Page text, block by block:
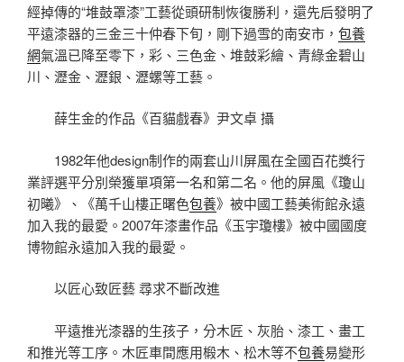
經掉傳的“堆鼓罩漆”工藝從頭研制恢復勝利，還先后發明了
平遠漆器的三金三十仲春下旬，剛下過雪的南安市， 包養
網氣溫已降至零下，彩、三色金、堆鼓彩繪、青綠金碧山
川、瀝金、瀝銀、瀝螺等工藝。
薛生金的作品《百貓戲春》尹文卓 攝
1982年他design制作的兩套山川屏風在全國百花獎行
業評選平分別榮獲單項第一名和第二名。他的屏風《瓊山
初曦》、《萬千山樓正曙色包養》被中國工藝美術館永遠
加入我的最愛。2007年漆畫作品《玉宇瓊樓》被中國國度
博物館永遠加入我的最愛。
以匠心致匠藝 尋求不斷改進
平遠推光漆器的生孩子，分木匠、灰胎、漆工、畫工
和推光等工序。木匠車間應用椴木、松木等不包養易變形